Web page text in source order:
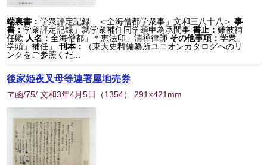
端裏書：学衆評定記録 ＜全海僧都学衆事」文和三八十八＞ 事
書：学衆評定記録」就学衆補任同学頭申為承間事書止：難被補
任歟 人名：全海僧都」＊恵法印」清禅律師 その他事項：学衆」
学頭」補任」刊本：
（東大史料編纂所ユニオンカタログへのリ
ンクをご参照くだ...
後家姫夜叉母等連署屋地売券
ヱ函/75/ 文和3年4月5日 （1354） 291×421mm